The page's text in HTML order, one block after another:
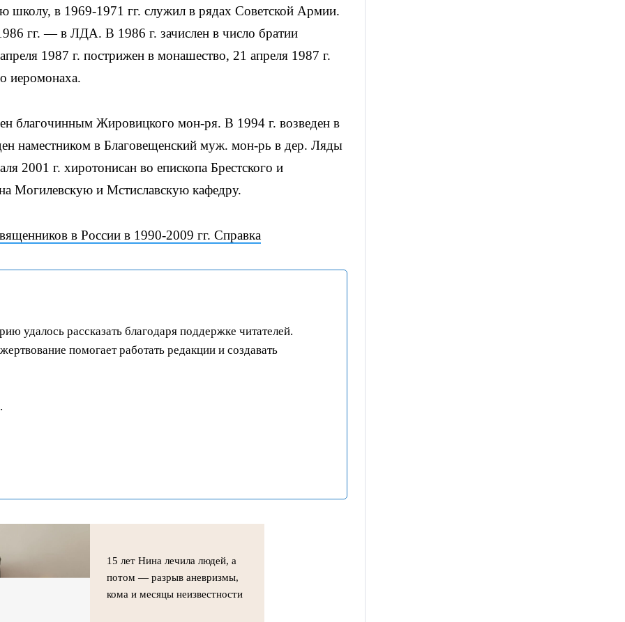
школу, в 1969-1971 гг. служил в рядах Советской Армии.
гг. — в ЛДА. В 1986 г. зачислен в число братии
1987 г. пострижен в монашество, 21 апреля 1987 г.
иеромонаха.
благочинным Жировицкого мон-ря. В 1994 г. возведен в
наместником в Благовещенский муж. мон-рь в дер. Ляды
2001 г. хиротонисан во епископа Брестского и
Могилевскую и Мстиславскую кафедру.
в России в 1990-2009 гг. Справка
удалось рассказать благодаря поддержке читателей.
помогает работать редакции и создавать
15 лет Нина лечила людей, а
потом — разрыв аневризмы,
кома и месяцы неизвестности